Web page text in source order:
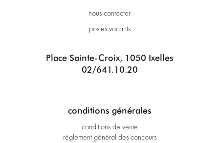
nous contacter
postes vacants
Place Sainte-Croix, 1050 Ixelles
02/641.10.20
conditions générales
conditions de vente
règlement général des concours